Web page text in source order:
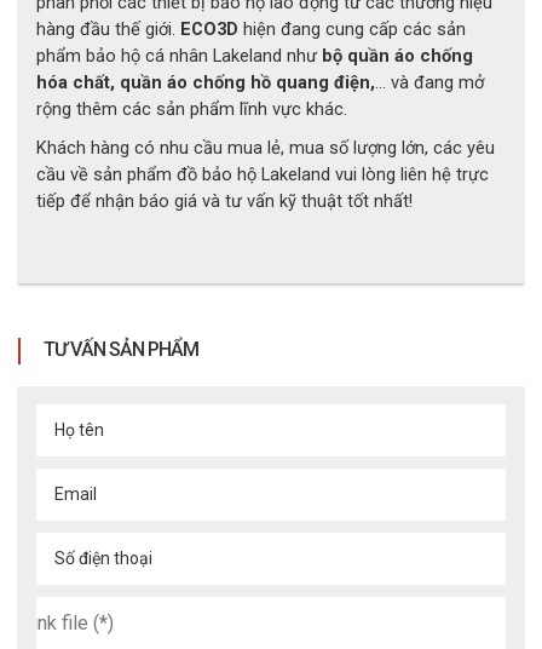
F15
3.1. Chống cháy và chịu nhiệt cực tốt
hàng đầu thế giới. ECO3D hiện đang cung cấp các sản
phẩm bảo hộ cá nhân Lakeland nhưbộ quần áo chống
hóa chất, quần áo chống hồ quang điện,... và đang mở
rộng thêm các sản phẩm lĩnh vực khác.
Khách hàng có nhu cầu mua lẻ, mua số lượng lớn, các yêu
cầu về sản phẩm đồ bảo hộ Lakeland vui lòng liên hệ trực
tiếp để nhận báo giá và tư vấn kỹ thuật tốt nhất!
TƯ VẤN SẢN PHẨM
Họ tên
Email
Số điện thoại